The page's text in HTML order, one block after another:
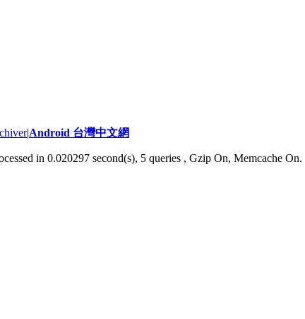
|Android 台灣中文網
in 0.020297 second(s), 5 queries , Gzip On, Memcache On.